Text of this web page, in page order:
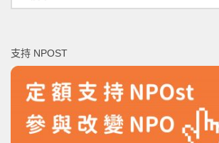
尋
字:
支持 NPOST